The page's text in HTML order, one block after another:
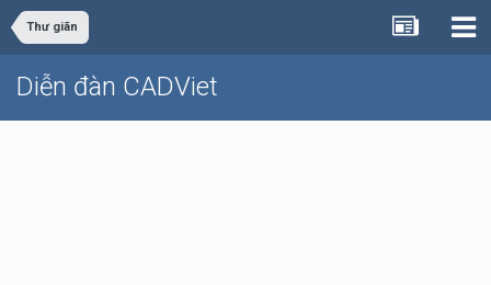
Thư giãn
Diễn đàn CADViet